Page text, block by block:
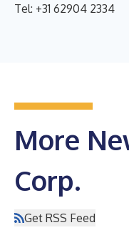
Tel: +31 62904 2334
More
Corp.
Get RSS Feed